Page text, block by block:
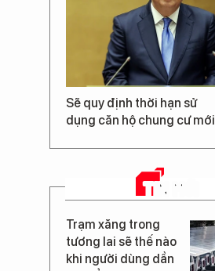
Sẽ quy định thời hạn sử
dụng căn hộ chung cư mới
TIN MỚI
Trạm xăng trong
tương lai sẽ thế nào
khi người dùng dần